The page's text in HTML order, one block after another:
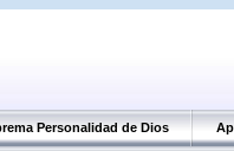
Personalidad de Dios